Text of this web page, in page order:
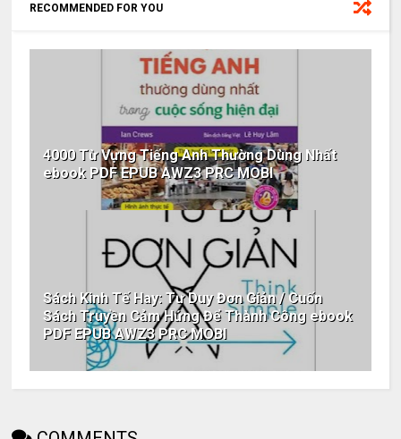
RECOMMENDED FOR YOU
4000 Từ Vựng Tiếng Anh Thường Dùng Nhất
ebook PDF EPUB AWZ3 PRC MOBI
Sách Kinh Tế Hay: Tư Duy Đơn Giản / Cuốn
Sách Truyền Cảm Hứng Để Thành Công ebook
PDF EPUB AWZ3 PRC MOBI